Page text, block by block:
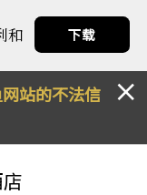
和
下载
站的不法信